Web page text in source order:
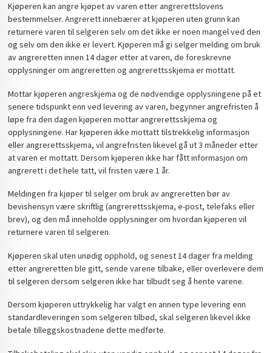
Kjøperen kan angre kjøpet av varen etter angrerettslovens
bestemmelser. Angrerett innebærer at kjøperen uten grunn kan
returnere varen til selgeren selv om det ikke er noen mangel ved den
og selv om den ikke er levert. Kjøperen må gi selger melding om bruk
av angreretten innen 14 dager etter at varen, de foreskrevne
opplysninger om angreretten og angrerettsskjema er mottatt.
Mottar kjøperen angreskjema og de nødvendige opplysningene på et
senere tidspunkt enn ved levering av varen, begynner angrefristen å
løpe fra den dagen kjøperen mottar angrerettsskjema og
opplysningene. Har kjøperen ikke mottatt tilstrekkelig informasjon
eller angrerettsskjema, vil angrefristen likevel gå ut 3 måneder etter
at varen er mottatt. Dersom kjøperen ikke har fått informasjon om
angrerett i det hele tatt, vil fristen være 1 år.
Meldingen fra kjøper til selger om bruk av angreretten bør av
bevishensyn være skriftlig (angrerettsskjema, e-post, telefaks eller
brev), og den må inneholde opplysninger om hvordan kjøperen vil
returnere varen til selgeren.
Kjøperen skal uten unødig opphold, og senest 14 dager fra melding
etter angreretten ble gitt, sende varene tilbake, eller overlevere dem
til selgeren dersom selgeren ikke har tilbudt seg å hente varene.
Dersom kjøperen uttrykkelig har valgt en annen type levering enn
standardleveringen som selgeren tilbød, skal selgeren likevel ikke
betale tilleggskostnadene dette medførte.